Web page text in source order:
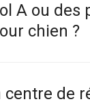
A ou des
chien ?
de